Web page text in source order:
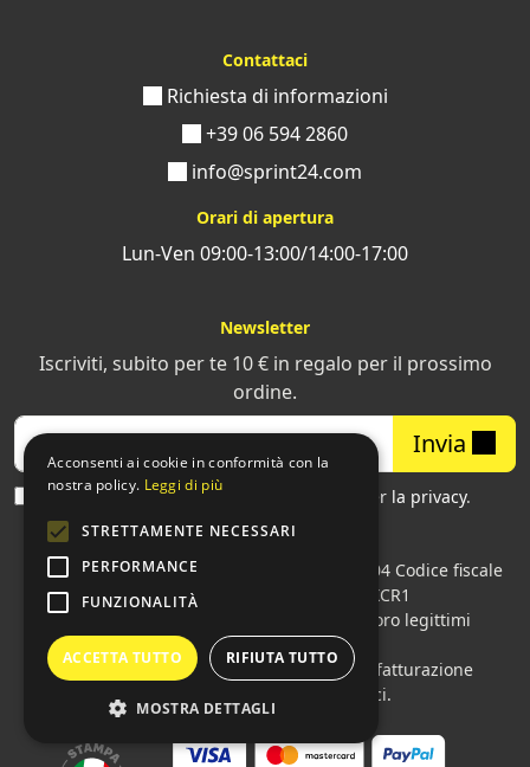
Contattaci
Richiesta di informazioni
+39 06 594 2860
info@sprint24.com
Orari di apertura
Lun-Ven 09:00-13:00/14:00-17:00
Newsletter
Iscriviti, subito per te 10 € in regalo per il prossimo
ordine.
Invia
Ho letto ed accettato l'informativa per la privacy.
Sprint24 srl© 2026 • Partita iva: 01618061004 Codice fiscale
italiano: 06787400586 SDI: M5UXCR1
Tutti i loghi citati sono di proprietà dei loro legittimi
proprietari.
Azienda presente sul MEPAadibita alla fatturazione
elettronica per gli Enti pubblici.
Acconsenti ai cookie in conformità con la
nostra policy. Leggi di più
STRETTAMENTE NECESSARI
PERFORMANCE
FUNZIONALITÀ
ACCETTA TUTTO RIFIUTA TUTTO
MOSTRA DETTAGLI